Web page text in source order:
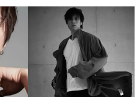
提携スタジオ一覧